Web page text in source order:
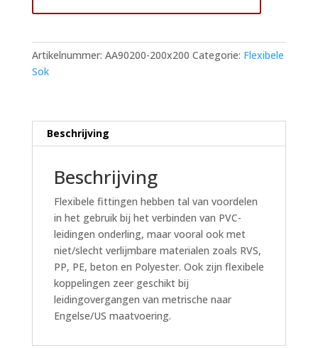
aantal
Artikelnummer: AA90200-200x200 Categorie: Flexibele
Sok
Beschrijving
Beschrijving
Flexibele fittingen hebben tal van voordelen
in het gebruik bij het verbinden van PVC-
leidingen onderling, maar vooral ook met
niet/slecht verlijmbare materialen zoals RVS,
PP, PE, beton en Polyester. Ook zijn flexibele
koppelingen zeer geschikt bij
leidingovergangen van metrische naar
Engelse/US maatvoering.